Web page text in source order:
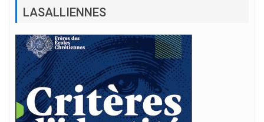
LASALLIENNES